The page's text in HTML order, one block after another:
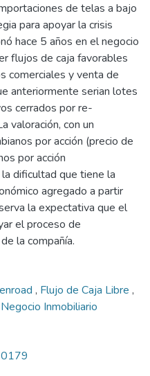
de telas a bajo
para apoyar la crisis
hace 5 años en el negocio
flujos de caja favorables
comerciales y venta de
anteriormente serian lotes
cerrados por re-
valoración, con un
por acción (precio de
por acción
dificultad que tiene la
agregado a partir
la expectativa que el
el proceso de
la compañía.
, Flujo de Caja Libre ,
Negocio Inmobiliario